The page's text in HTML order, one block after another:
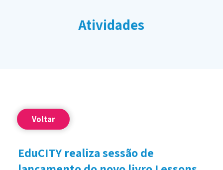
Atividades
Voltar
EduCITY realiza sessão de